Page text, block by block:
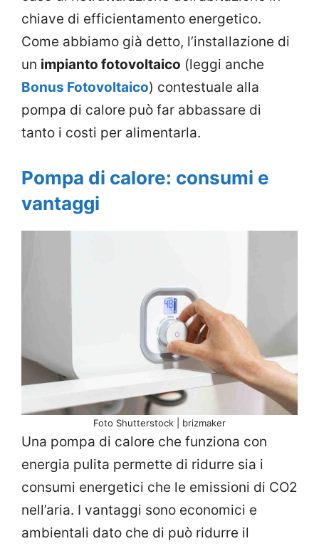
chiave di efficientamento energetico.
Come abbiamo già detto, l’installazione di
un impianto fotovoltaico (leggi anche
Bonus Fotovoltaico) contestuale alla
pompa di calore può far abbassare di
tanto i costi per alimentarla.
Pompa di calore: consumi e
vantaggi
Foto Shutterstock | brizmaker
Una pompa di calore che funziona con
energia pulita permette di ridurre sia i
consumi energetici che le emissioni di CO2
nell’aria. I vantaggi sono economici e
ambientali dato che di può ridurre il